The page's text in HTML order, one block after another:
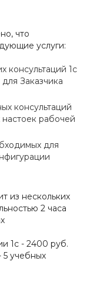
что
услуги:
консультаций 1с
Заказчика
консультаций
рабочей
для
из нескольких
2 часа
1с - 2400 руб.
учебных